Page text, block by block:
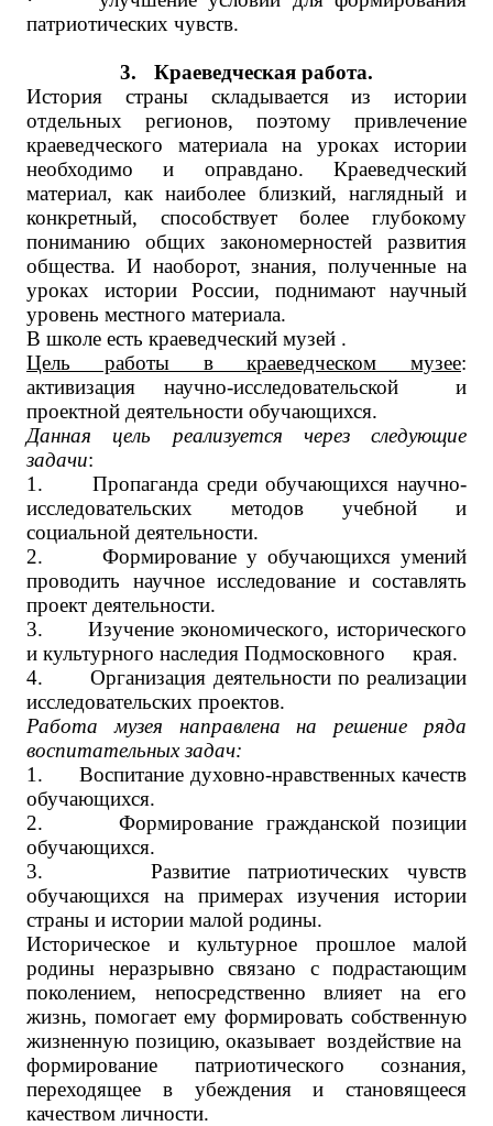
патриотических чувств.
3.
Краеведческая работа.
История страны складывается из истории
отдельных регионов, поэтому привлечение
краеведческого материала на уроках истории
необходимо и оправдано. Краеведческий
материал, как наиболее близкий, наглядный и
конкретный, способствует более глубокому
пониманию общих закономерностей развития
общества. И наоборот, знания, полученные на
уроках истории России, поднимают научный
уровень местного материала.
В школе есть краеведческий музей .
Цель работы в краеведческом музее:
активизация научно-исследовательской и
проектной деятельности обучающихся.
Данная цель реализуется через следующие
задачи:
1. Пропаганда среди обучающихся научно-
исследовательских методов учебной и
социальной деятельности.
2. Формирование у обучающихся умений
проводить научное исследование и составлять
проект деятельности.
3. Изучение экономического, исторического
и культурного наследия Подмосковного края.
4. Организация деятельности по реализации
исследовательских проектов.
Работа музея направлена на решение ряда
воспитательных задач:
1. Воспитание духовно-нравственных качеств
обучающихся.
2. Формирование гражданской позиции
обучающихся.
3. Развитие патриотических чувств
обучающихся на примерах изучения истории
страны и истории малой родины.
Историческое и культурное прошлое малой
родины неразрывно связано с подрастающим
поколением, непосредственно влияет на его
жизнь, помогает ему формировать собственную
жизненную позицию, оказывает воздействие на
формирование патриотического сознания,
переходящее в убеждения и становящееся
качеством личности.